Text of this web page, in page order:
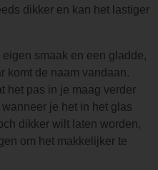
dikker en kan het lastiger
smaak en een gladde,
komt de naam vandaan.
het pas in je maag verder
je het in het glas
dikker wilt laten worden,
om het makkelijker te